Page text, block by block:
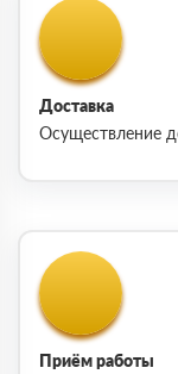
Доставка
Осуществление
Приём работы